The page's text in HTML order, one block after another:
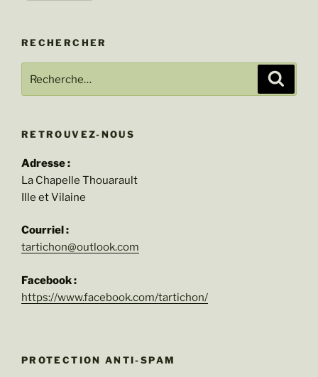
RECHERCHER
pour
RETROUVEZ-NOUS
Adresse :
La Chapelle Thouarault
Ille et Vilaine
Courriel :
tartichon@outlook.com
Facebook :
https://www.facebook.com/tartichon/
PROTECTION ANTI-SPAM